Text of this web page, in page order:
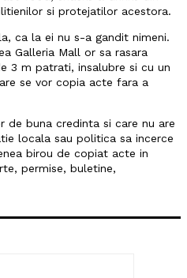
si protejatilor acestora.
ca la ei nu s-a gandit nimeni.
Galleria Mall or sa rasara
3 m patrati, insalubre si cu un
se vor copia acte fara a
de buna credinta si care nu are
locala sau politica sa incerce
birou de copiat acte in
permise, buletine,